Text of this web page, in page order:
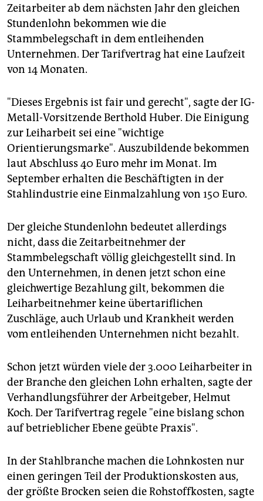
Zeitarbeiter ab dem nächsten Jahr den gleichen
Stundenlohn bekommen wie die
Stammbelegschaft in dem entleihenden
Unternehmen. Der Tarifvertrag hat eine Laufzeit
von 14 Monaten.
"Dieses Ergebnis ist fair und gerecht", sagte der IG-
Metall-Vorsitzende Berthold Huber. Die Einigung
zur Leiharbeit sei eine "wichtige
Orientierungsmarke". Auszubildende bekommen
laut Abschluss 40 Euro mehr im Monat. Im
September erhalten die Beschäftigten in der
Stahlindustrie eine Einmalzahlung von 150 Euro.
Der gleiche Stundenlohn bedeutet allerdings
nicht, dass die Zeitarbeitnehmer der
Stammbelegschaft völlig gleichgestellt sind. In
den Unternehmen, in denen jetzt schon eine
gleichwertige Bezahlung gilt, bekommen die
Leiharbeitnehmer keine übertariflichen
Zuschläge, auch Urlaub und Krankheit werden
vom entleihenden Unternehmen nicht bezahlt.
Schon jetzt würden viele der 3.000 Leiharbeiter in
der Branche den gleichen Lohn erhalten, sagte der
Verhandlungsführer der Arbeitgeber, Helmut
Koch. Der Tarifvertrag regele "eine bislang schon
auf betrieblicher Ebene geübte Praxis".
In der Stahlbranche machen die Lohnkosten nur
einen geringen Teil der Produktionskosten aus,
der größte Brocken seien die Rohstoffkosten, sagte